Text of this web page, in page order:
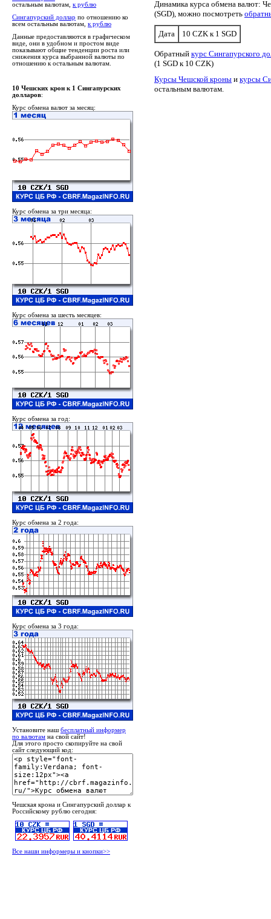
остальным валютам, к рублю
Сингапурский доллар по отношению ко
всем остальным валютам, к рублю
Данные предоставляются в графическом
виде, они в удобном и простом виде
показывают общие тенденции роста или
снижения курса выбранной валюты по
отношению к остальным валютам.
Динамика курса обмена валют:
(SGD), можно посмотреть
Дата 10 CZK к 1 SGD
Обратный курс Сингапурского
(1 SGD к 10 CZK)
Курсы Чешской кроны и курсы
остальным валютам.
10 Чешских крон к 1 Сингапурских
долларов:
Курс обмена валют за месяц:
Курс обмена за три месяца:
Курс обмена за шесть месяцев:
Курс обмена за год:
Курс обмена за 2 года:
Курс обмена за 3 года:
Установите наш бесплатный информер
по валютам на свой сайт!
Для этого просто скопируйте на свой
сайт следующий код:
Чешская крона и Сингапурский доллар к
Российскому рублю сегодня:
Все наши информеры и кнопки>>